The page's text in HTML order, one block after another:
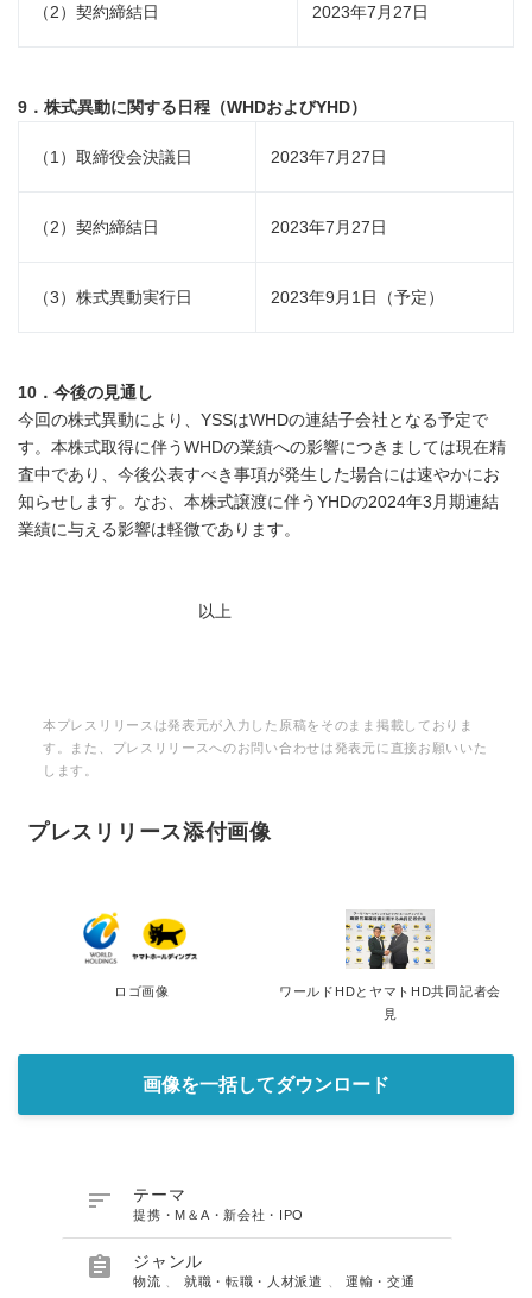
（2）契約締結日 2023年7月27日
9．株式異動に関する日程（WHDおよびYHD）
（1）取締役会決議日 2023年7月27日
（2）契約締結日 2023年7月27日
（3）株式異動実行日 2023年9月1日（予定）
10．今後の見通し
今回の株式異動により、YSSはWHDの連結子会社となる予定で
す。本株式取得に伴うWHDの業績への影響につきましては現在精
査中であり、今後公表すべき事項が発生した場合には速やかにお
知らせします。なお、本株式譲渡に伴うYHDの2024年3月期連結
業績に与える影響は軽微であります。
以上
本プレスリリースは発表元が入力した原稿をそのまま掲載しておりま
す。また、プレスリリースへのお問い合わせは発表元に直接お願いいた
します。
プレスリリース添付画像
ロゴ画像
ワールドHDとヤマトHD共同記者会
見
画像を一括してダウンロード
 テーマ
提携・M＆A・新会社・IPO
 ジャンル
物流 就職・転職・人材派遣 運輸・交通